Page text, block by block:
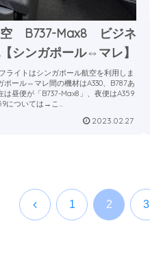
空 B737-Max8 ビジネ
シンガポール⇔マレ】
ライトはシンガポール航空を利用しま
ポール⇔マレ間の機材はA330、B787あ
は昼便が「B737-Max8」、夜便はA359
については→こ...
2023.02.27
前 1 2 3